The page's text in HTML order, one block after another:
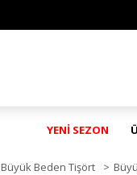
YENİ SEZON
Büyük Beden Tişört >